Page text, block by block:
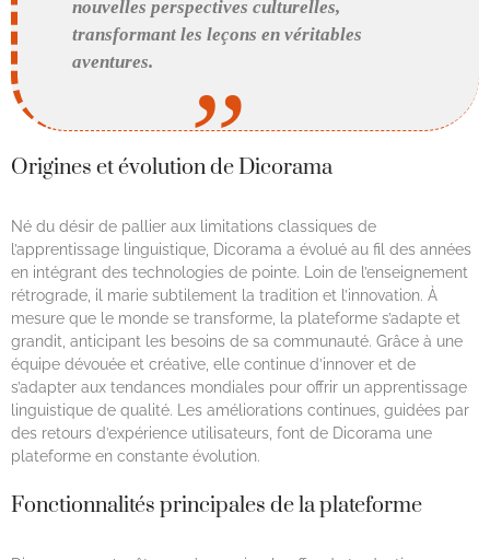
nouvelles perspectives culturelles,
transformant les leçons en véritables
aventures.
Origines et évolution de Dicorama
Né du désir de pallier aux limitations classiques de
l’apprentissage linguistique, Dicorama a évolué au fil des années
en intégrant des technologies de pointe. Loin de l’enseignement
rétrograde, il marie subtilement la tradition et l’innovation. À
mesure que le monde se transforme, la plateforme s’adapte et
grandit, anticipant les besoins de sa communauté. Grâce à une
équipe dévouée et créative, elle continue d’innover et de
s’adapter aux tendances mondiales pour offrir un apprentissage
linguistique de qualité. Les améliorations continues, guidées par
des retours d’expérience utilisateurs, font de Dicorama une
plateforme en constante évolution.
Fonctionnalités principales de la plateforme